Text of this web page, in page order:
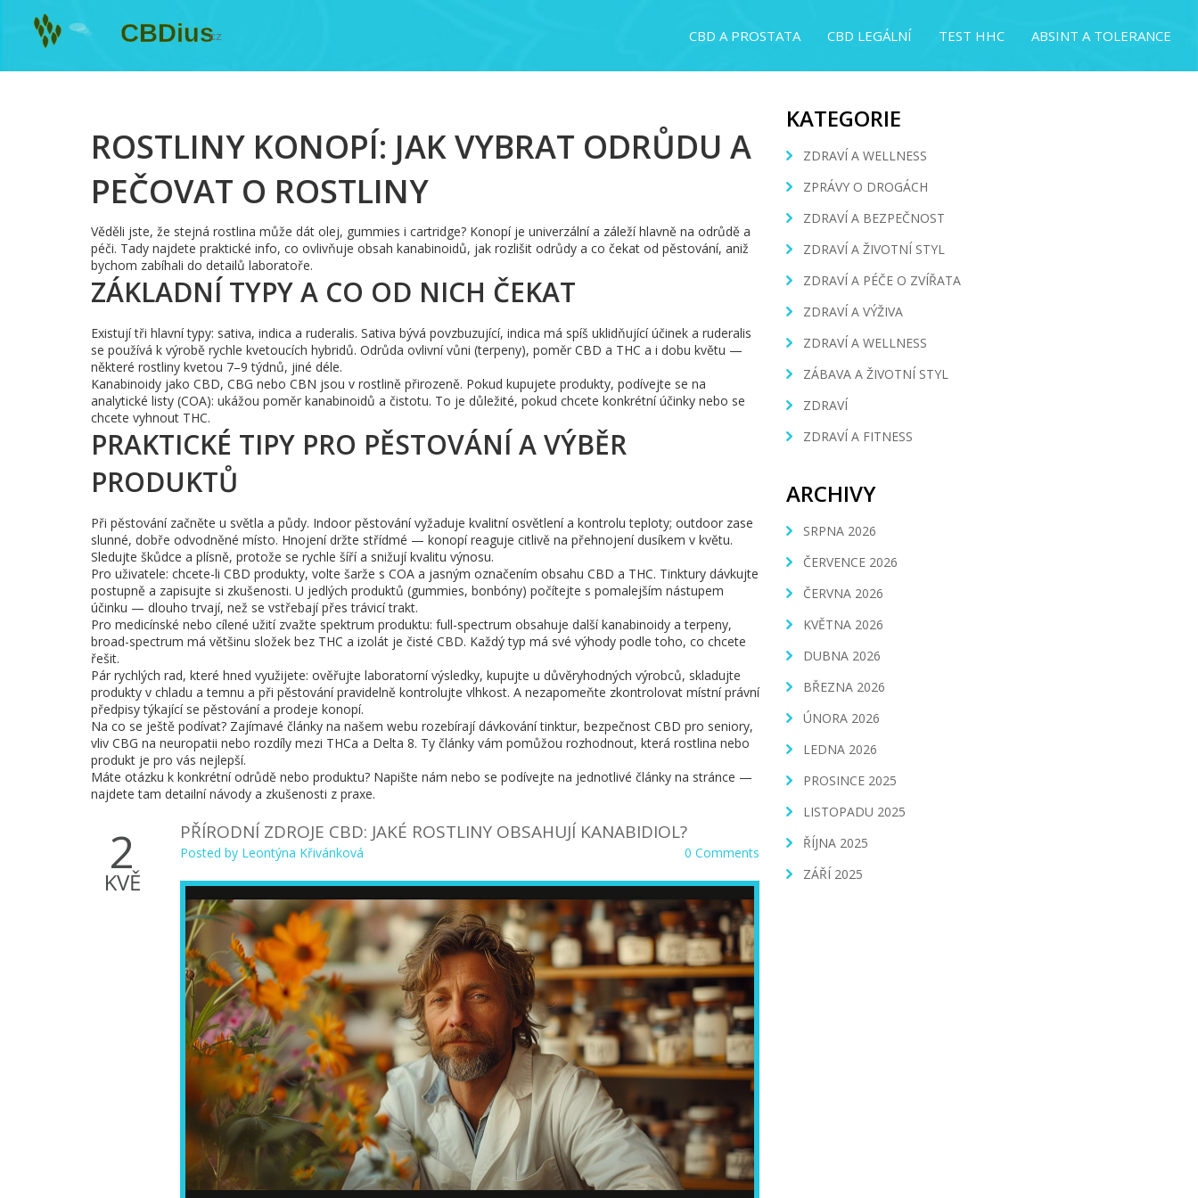
CBD A PROSTATA CBD LEGÁLNÍ TEST HHC ABSINT A TOLERANCE
ROSTLINY KONOPÍ: JAK VYBRAT ODRŮDU A
PEČOVAT O ROSTLINY
Věděli jste, že stejná rostlina může dát olej, gummies i cartridge? Konopí je univerzální a záleží hlavně na odrůdě a
péči. Tady najdete praktické info, co ovlivňuje obsah kanabinoidů, jak rozlišit odrůdy a co čekat od pěstování, aniž
bychom zabíhali do detailů laboratoře.
ZÁKLADNÍ TYPY A CO OD NICH ČEKAT
Existují tři hlavní typy: sativa, indica a ruderalis. Sativa bývá povzbuzující, indica má spíš uklidňující účinek a ruderalis
se používá k výrobě rychle kvetoucích hybridů. Odrůda ovlivní vůni (terpeny), poměr CBD a THC a i dobu květu —
některé rostliny kvetou 7–9 týdnů, jiné déle.
Kanabinoidy jako CBD, CBG nebo CBN jsou v rostlině přirozeně. Pokud kupujete produkty, podívejte se na
analytické listy (COA): ukážou poměr kanabinoidů a čistotu. To je důležité, pokud chcete konkrétní účinky nebo se
chcete vyhnout THC.
PRAKTICKÉ TIPY PRO PĚSTOVÁNÍ A VÝBĚR
PRODUKTŮ
Při pěstování začněte u světla a půdy. Indoor pěstování vyžaduje kvalitní osvětlení a kontrolu teploty; outdoor zase
slunné, dobře odvodněné místo. Hnojení držte střídmé — konopí reaguje citlivě na přehnojení dusíkem v květu.
Sledujte škůdce a plísně, protože se rychle šíří a snižují kvalitu výnosu.
Pro uživatele: chcete-li CBD produkty, volte šarže s COA a jasným označením obsahu CBD a THC. Tinktury dávkujte
postupně a zapisujte si zkušenosti. U jedlých produktů (gummies, bonbóny) počítejte s pomalejším nástupem
účinku — dlouho trvají, než se vstřebají přes trávicí trakt.
Pro medicínské nebo cílené užití zvažte spektrum produktu: full-spectrum obsahuje další kanabinoidy a terpeny,
broad-spectrum má většinu složek bez THC a izolát je čisté CBD. Každý typ má své výhody podle toho, co chcete
řešit.
Pár rychlých rad, které hned využijete: ověřujte laboratorní výsledky, kupujte u důvěryhodných výrobců, skladujte
produkty v chladu a temnu a při pěstování pravidelně kontrolujte vlhkost. A nezapomeňte zkontrolovat místní právní
předpisy týkající se pěstování a prodeje konopí.
Na co se ještě podívat? Zajímavé články na našem webu rozebírají dávkování tinktur, bezpečnost CBD pro seniory,
vliv CBG na neuropatii nebo rozdíly mezi THCa a Delta 8. Ty články vám pomůžou rozhodnout, která rostlina nebo
produkt je pro vás nejlepší.
Máte otázku k konkrétní odrůdě nebo produktu? Napište nám nebo se podívejte na jednotlivé články na stránce —
najdete tam detailní návody a zkušenosti z praxe.
2
KVĚ
PŘÍRODNÍ ZDROJE CBD: JAKÉ ROSTLINY OBSAHUJÍ KANABIDIOL?
Posted by Leontýna Křivánková 0 Comments
KATEGORIE
ZDRAVÍ A WELLNESS
ZPRÁVY O DROGÁCH
ZDRAVÍ A BEZPEČNOST
ZDRAVÍ A ŽIVOTNÍ STYL
ZDRAVÍ A PÉČE O ZVÍŘATA
ZDRAVÍ A VÝŽIVA
ZDRAVÍ A WELLNESS
ZÁBAVA A ŽIVOTNÍ STYL
ZDRAVÍ
ZDRAVÍ A FITNESS
ARCHIVY
SRPNA 2026
ČERVENCE 2026
ČERVNA 2026
KVĚTNA 2026
DUBNA 2026
BŘEZNA 2026
ÚNORA 2026
LEDNA 2026
PROSINCE 2025
LISTOPADU 2025
ŘÍJNA 2025
ZÁŘÍ 2025